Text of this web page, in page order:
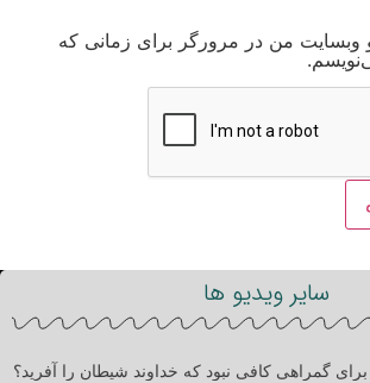
و وبسایت من در مرورگر برای زمانی که
سایر ویدیو ها
گمراهی کافی نبود که خداوند شیطان را آفرید؟